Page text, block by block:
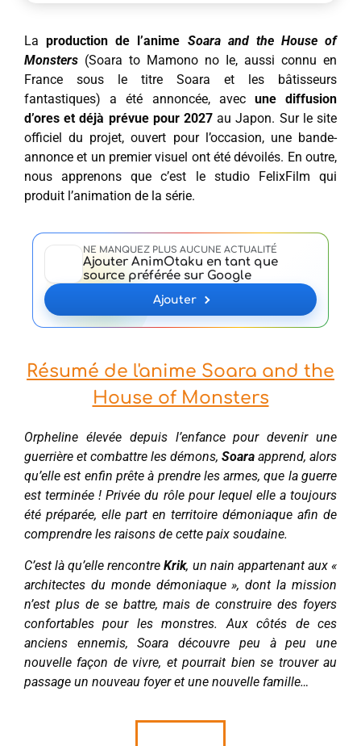
Laproduction de l’anime Soara and the House of
Monsters (Soara to Mamono no Ie, aussi connu en
France sous le titre Soara et les bâtisseurs
fantastiques) a été annoncée, avecune diffusion
d’ores et déjà prévue pour 2027 au Japon. Sur le site
officiel du projet, ouvert pour l’occasion, une bande-
annonce et un premier visuel ont été dévoilés. En outre,
nous apprenons que c’est le studio FelixFilm qui
produit l’animation de la série.
NE MANQUEZ PLUS AUCUNE ACTUALITÉ
Ajouter AnimOtaku en tant que
source préférée sur Google
Ajouter
Résumé de l'anime Soara and the
House of Monsters
Orpheline élevée depuis l’enfance pour devenir une
guerrière et combattre les démons, Soara apprend, alors
qu’elle est enfin prête à prendre les armes, que la guerre
est terminée ! Privée du rôle pour lequel elle a toujours
été préparée, elle part en territoire démoniaque afin de
comprendre les raisons de cette paix soudaine.
C’est là qu’elle rencontreKrik, un nain appartenant aux «
architectes du monde démoniaque », dont la mission
n’est plus de se battre, mais de construire des foyers
confortables pour les monstres. Aux côtés de ces
anciens ennemis, Soara découvre peu à peu une
nouvelle façon de vivre, et pourrait bien se trouver au
passage un nouveau foyer et une nouvelle famille…